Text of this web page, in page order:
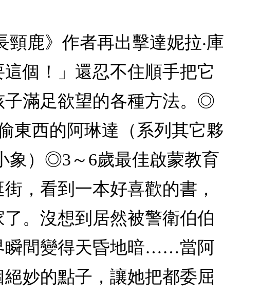
鹿》作者再出擊達妮拉‧庫
個！」還忍不住順手把它
子滿足欲望的各種方法。◎
東西的阿琳達（系列其它夥
象）◎3～6歲最佳啟蒙教育
，看到一本好喜歡的書，
。沒想到居然被警衛伯伯
瞬間變得天昏地暗……當阿
妙的點子，讓她把都委屈